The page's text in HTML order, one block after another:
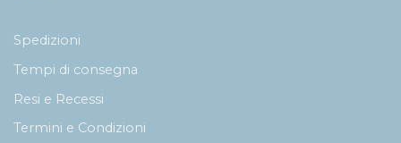
Spedizioni
Tempi di consegna
Resi e Recessi
Termini e Condizioni